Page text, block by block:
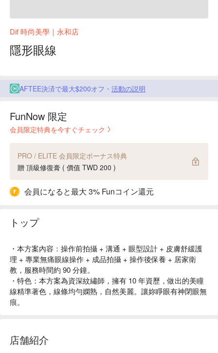
Dif 時尚美學｜永和店
隱形眼線
AFTEE決済で最大$200オフ・ 活動の説明
FunNow 限定
会員限定特典を今すぐチェック
PRO / ELITE 会員限定ボーナス特典
贈 頂級修復膏 ( 價值 TWD 200 )
会員になると最大 3% Funコイン還元
トップ
・本方案內容：操作前拍攝 + 溝通 + 眼型設計 + 皮膚舒緩護
理 + 專業無痛眼線操作 + 成品拍攝 + 操作後保養 + 居家衛
教，服務時間約 90 分鐘。
・特色：本方案為資深紋繡師，擁有 10 年資歷，做出的美瞳
線精準著色，線條均勻嫻熟，自然美麗。讓妳睜眼有神閉眼無
痕。
店舗紹介